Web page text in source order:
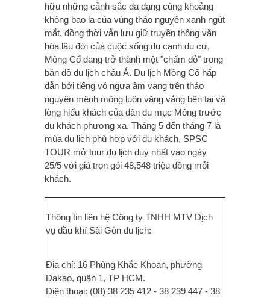
hữu những cảnh sắc đa dạng cùng khoảng
không bao la của vùng thảo nguyên xanh ngút
mắt, đồng thời vẫn lưu giữ truyền thống văn
hóa lâu đời của cuộc sống du canh du cư,
Mông Cổ đang trở thành một "chấm đỏ" trong
bản đồ du lịch châu Á. Du lịch Mông Cổ hấp
dẫn bởi tiếng vó ngựa âm vang trên thảo
nguyên mênh mông luôn văng vẳng bên tai và
lòng hiếu khách của dân du mục Mông trước
du khách phương xa. Tháng 5 đến tháng 7 là
mùa du lịch phù hợp với du khách, SPSC
TOUR mở tour du lịch duy nhất vào ngày
25/5 với giá trọn gói 48,548 triệu đồng mỗi
khách.
Thông tin liên hệ Công ty TNHH MTV Dịch
vụ dầu khí Sài Gòn du lịch:
Địa chỉ: 16 Phùng Khắc Khoan, phường
Đakao, quận 1, TP HCM.
Điện thoại: (08) 38 235 412 - 38 239 447 - 38